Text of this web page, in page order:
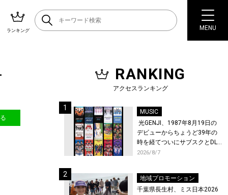
ランキング MENU
RANKING
アクセスランキング
MUSIC
光GENJI、1987年8月19日の
デビューからちょうど39年の
時を経てついにサブスクとDL
配信が解禁！
2026/8/7
地域プロモーション
千葉県長生村、ミス日本2026